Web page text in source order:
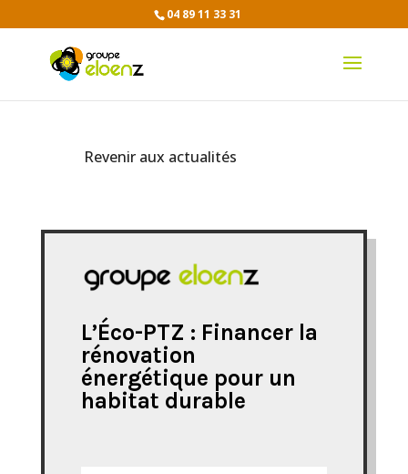
04 89 11 33 31
Revenir aux actualités
L’Éco-PTZ : Financer la
rénovation
énergétique pour un
habitat durable